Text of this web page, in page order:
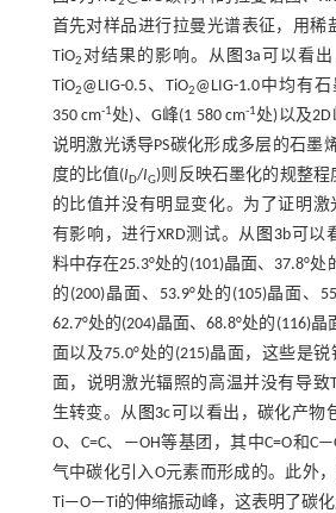
首先对样品进行拉曼光谱表征，用稀
TiO2 对结果的影响。从 图3a可以看出
TiO2@LIG-0.5、TiO2@LIG-1.0中均有
350 cm-1处)、G峰(1 580 cm-1处)以及2D
说明激光诱导PS碳化形成多层的石墨
度的比值(ID/IG)则反映石墨化的规整程
的比值并没有明显变化。为了证明激
有影响，进行XRD测试。从 图3b可以
料中存在25.3°处的(101)晶面、37.8°处
的(200)晶面、53.9°处的(105)晶面、
62.7°处的(204)晶面、68.8°处的(116)晶
面以及75.0°处的(215)晶面，这些是锐
面，说明激光辐照的高温并没有导致
生转变。从 图3c可以看出，碳化产物
O、C=C、—OH等基团，其中C=O和
气中碳化引入O元素而形成的。此外，
Ti—O—Ti的伸缩振动峰，这表明了碳化